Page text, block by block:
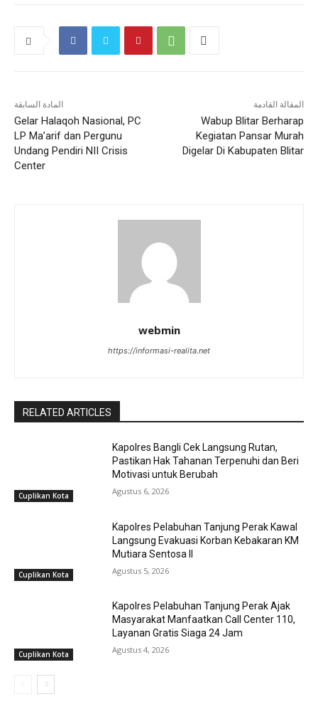
المادة السابقة
Gelar Halaqoh Nasional, PC
LP Ma’arif dan Pergunu
Undang Pendiri NII Crisis
Center
المقالة القادمة
Wabup Blitar Berharap
Kegiatan Pansar Murah
Digelar Di Kabupaten Blitar
webmin
https://informasi-realita.net
RELATED ARTICLES
Cuplikan Kota
Kapolres Bangli Cek Langsung Rutan,
Pastikan Hak Tahanan Terpenuhi dan Beri
Motivasi untuk Berubah
Agustus 6, 2026
Cuplikan Kota
Kapolres Pelabuhan Tanjung Perak Kawal
Langsung Evakuasi Korban Kebakaran KM
Mutiara Sentosa II
Agustus 5, 2026
Cuplikan Kota
Kapolres Pelabuhan Tanjung Perak Ajak
Masyarakat Manfaatkan Call Center 110,
Layanan Gratis Siaga 24 Jam
Agustus 4, 2026